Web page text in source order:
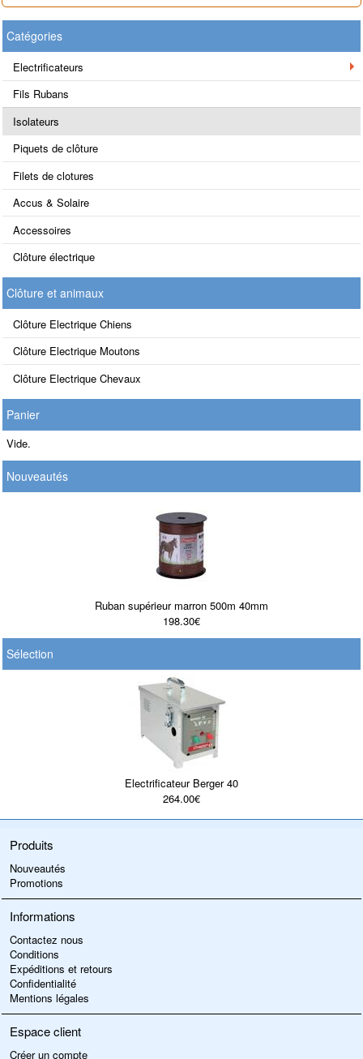
Catégories
Electrificateurs
Fils Rubans
Isolateurs
Piquets de clôture
Filets de clotures
Accus & Solaire
Accessoires
Clôture électrique
Clôture et animaux
Clôture Electrique Chiens
Clôture Electrique Moutons
Clôture Electrique Chevaux
Panier
Vide.
Nouveautés
Ruban supérieur marron 500m 40mm
198.30€
Sélection
Electrificateur Berger 40
264.00€
Produits
Nouveautés
Promotions
Informations
Contactez nous
Conditions
Expéditions et retours
Confidentialité
Mentions légales
Espace client
Créer un compte